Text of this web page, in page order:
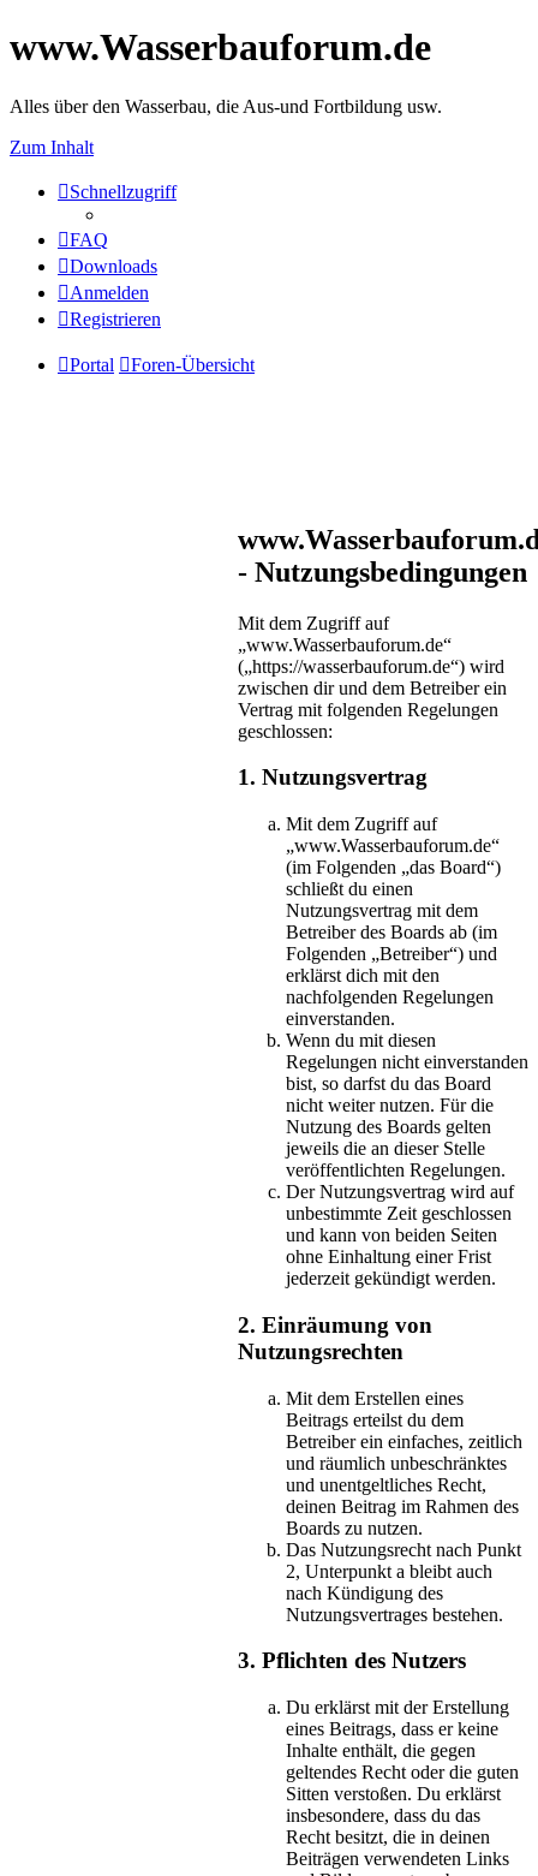
www.Wasserbauforum.de
Alles über den Wasserbau, die Aus-und Fortbildung usw.
Zum Inhalt
Schnellzugriff
FAQ
Downloads
Anmelden
Registrieren
Portal Foren-Übersicht
- Nutzungsbedingungen
Mit dem Zugriff auf
„www.Wasserbauforum.de“
(„https://wasserbauforum.de“) wird
zwischen dir und dem Betreiber ein
Vertrag mit folgenden Regelungen
geschlossen:
1. Nutzungsvertrag
Mit dem Zugriff auf
„www.Wasserbauforum.de“
(im Folgenden „das Board“)
schließt du einen
Nutzungsvertrag mit dem
Betreiber des Boards ab (im
Folgenden „Betreiber“) und
erklärst dich mit den
nachfolgenden Regelungen
einverstanden.
Wenn du mit diesen
Regelungen nicht einverstanden
bist, so darfst du das Board
nicht weiter nutzen. Für die
Nutzung des Boards gelten
jeweils die an dieser Stelle
veröffentlichten Regelungen.
Der Nutzungsvertrag wird auf
unbestimmte Zeit geschlossen
und kann von beiden Seiten
ohne Einhaltung einer Frist
jederzeit gekündigt werden.
2. Einräumung von
Nutzungsrechten
Mit dem Erstellen eines
Beitrags erteilst du dem
Betreiber ein einfaches, zeitlich
und räumlich unbeschränktes
und unentgeltliches Recht,
deinen Beitrag im Rahmen des
Boards zu nutzen.
Das Nutzungsrecht nach Punkt
2, Unterpunkt a bleibt auch
nach Kündigung des
Nutzungsvertrages bestehen.
3. Pflichten des Nutzers
Du erklärst mit der Erstellung
eines Beitrags, dass er keine
Inhalte enthält, die gegen
geltendes Recht oder die guten
Sitten verstoßen. Du erklärst
insbesondere, dass du das
Recht besitzt, die in deinen
Beiträgen verwendeten Links